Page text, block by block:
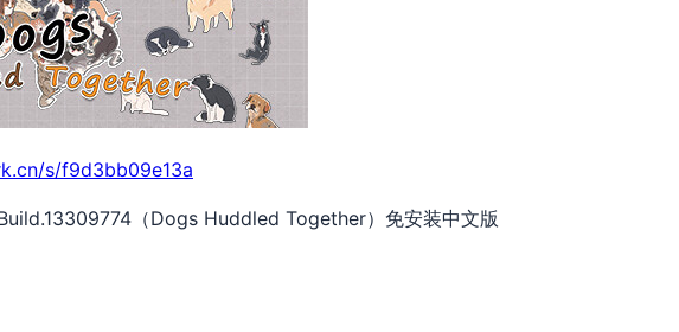
s/f9d3bb09e13a
（Dogs Huddled Together）免安装中文版